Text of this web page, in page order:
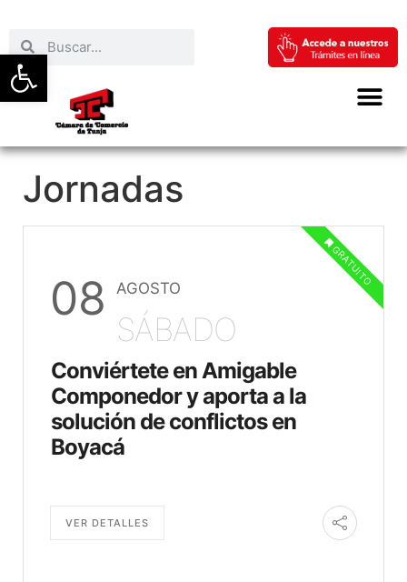
Abrir barra de herramientas
Jornadas
08 AGOSTO
GRATUITO
SÁBADO
Conviértete en Amigable
Componedor y aporta a la
solución de conflictos en
Boyacá
VER DETALLES